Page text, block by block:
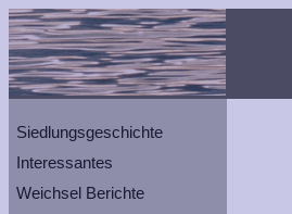
Siedlungsgeschichte
Interessantes
Weichsel Berichte